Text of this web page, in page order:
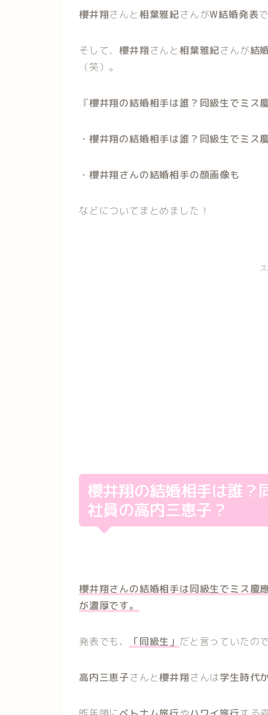
櫻井翔さんと相葉雅紀さんがW結婚発表
そして、櫻井翔さんと相葉雅紀さんが結
（笑）。
『櫻井翔の結婚相手は誰？同級生でミス
・櫻井翔の結婚相手は誰？同級生でミ
・櫻井翔さんの結婚相手の顔画像も
などについてまとめました！
櫻井翔の結婚相手は誰？
社員の高内三恵子？
櫻井翔さんの結婚相手は同級生でミス慶
が濃厚です。
発表でも、 「同級生」 だと言っていたの
高内三恵子さんと櫻井翔さんは学生時代